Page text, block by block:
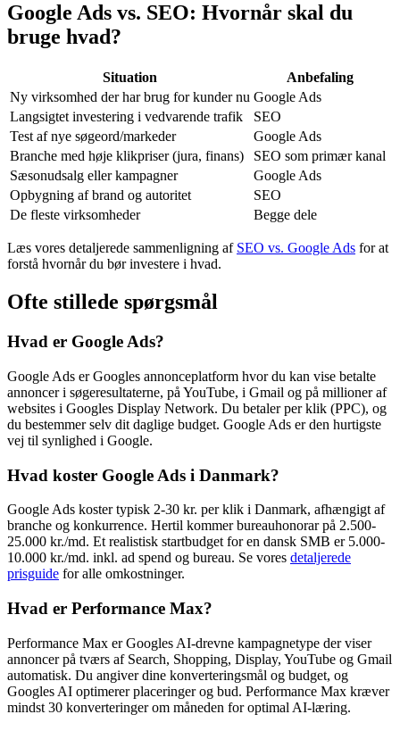
Google Ads vs. SEO: Hvornår skal du
bruge hvad?
Situation
Anbefaling
Ny virksomhed der har brug for kunder nu Google Ads
Langsigtet investering i vedvarende trafik
SEO
Test af nye søgeord/markeder
Google Ads
Branche med høje klikpriser (jura, finans)
SEO som primær kanal
Sæsonudsalg eller kampagner
Google Ads
Opbygning af brand og autoritet
SEO
De fleste virksomheder
Begge dele
Læs vores detaljerede sammenligning af SEO vs. Google Ads for at
forstå hvornår du bør investere i hvad.
Ofte stillede spørgsmål
Hvad er Google Ads?
Google Ads er Googles annonceplatform hvor du kan vise betalte
annoncer i søgeresultaterne, på YouTube, i Gmail og på millioner af
websites i Googles Display Network. Du betaler per klik (PPC), og
du bestemmer selv dit daglige budget. Google Ads er den hurtigste
vej til synlighed i Google.
Hvad koster Google Ads i Danmark?
Google Ads koster typisk 2-30 kr. per klik i Danmark, afhængigt af
branche og konkurrence. Hertil kommer bureauhonorar på 2.500-
25.000 kr./md. Et realistisk startbudget for en dansk SMB er 5.000-
10.000 kr./md. inkl. ad spend og bureau. Se vores detaljerede
prisguide for alle omkostninger.
Hvad er Performance Max?
Performance Max er Googles AI-drevne kampagnetype der viser
annoncer på tværs af Search, Shopping, Display, YouTube og Gmail
automatisk. Du angiver dine konverteringsmål og budget, og
Googles AI optimerer placeringer og bud. Performance Max kræver
mindst 30 konverteringer om måneden for optimal AI-læring.